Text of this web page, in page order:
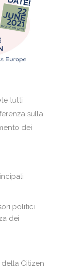
tutti
sulla
dei
politici
dei
della Citizen